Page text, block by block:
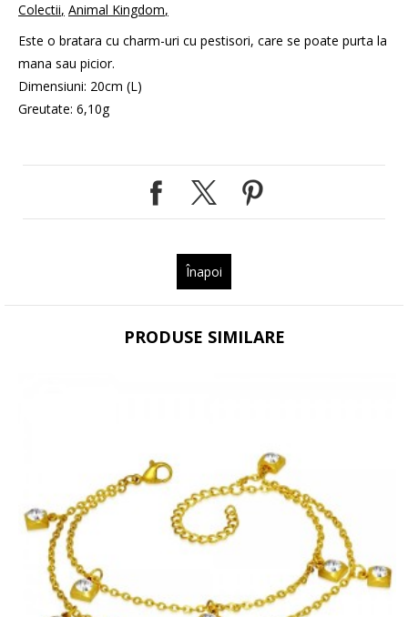
Colectii Animal Kingdom
Este o bratara cu charm-uri cu pestisori, care se poate purta la
mana sau picior.
Dimensiuni: 20cm (L)
Greutate: 6,10g
Înapoi
PRODUSE SIMILARE